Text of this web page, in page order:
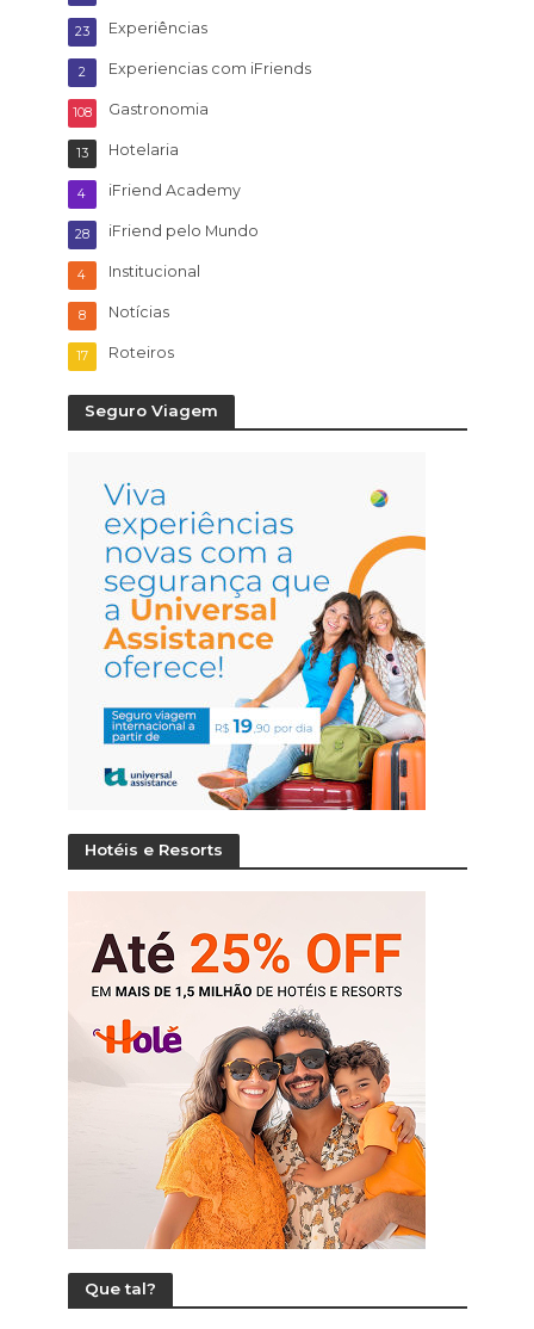
Experiências
23
Experiencias com iFriends
2
Gastronomia
108
Hotelaria
13
iFriend Academy
4
iFriend pelo Mundo
28
Institucional
4
Notícias
8
Roteiros
17
Seguro Viagem
Hotéis e Resorts
Que tal?